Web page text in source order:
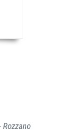
Rozzano